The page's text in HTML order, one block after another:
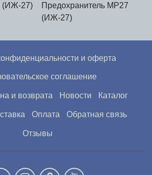
(ИЖ-27)
Предохранитель МР27
(ИЖ-27)
и оферта
соглашение
и возврата Новости Каталог
Оплата Обратная связь
Отзывы